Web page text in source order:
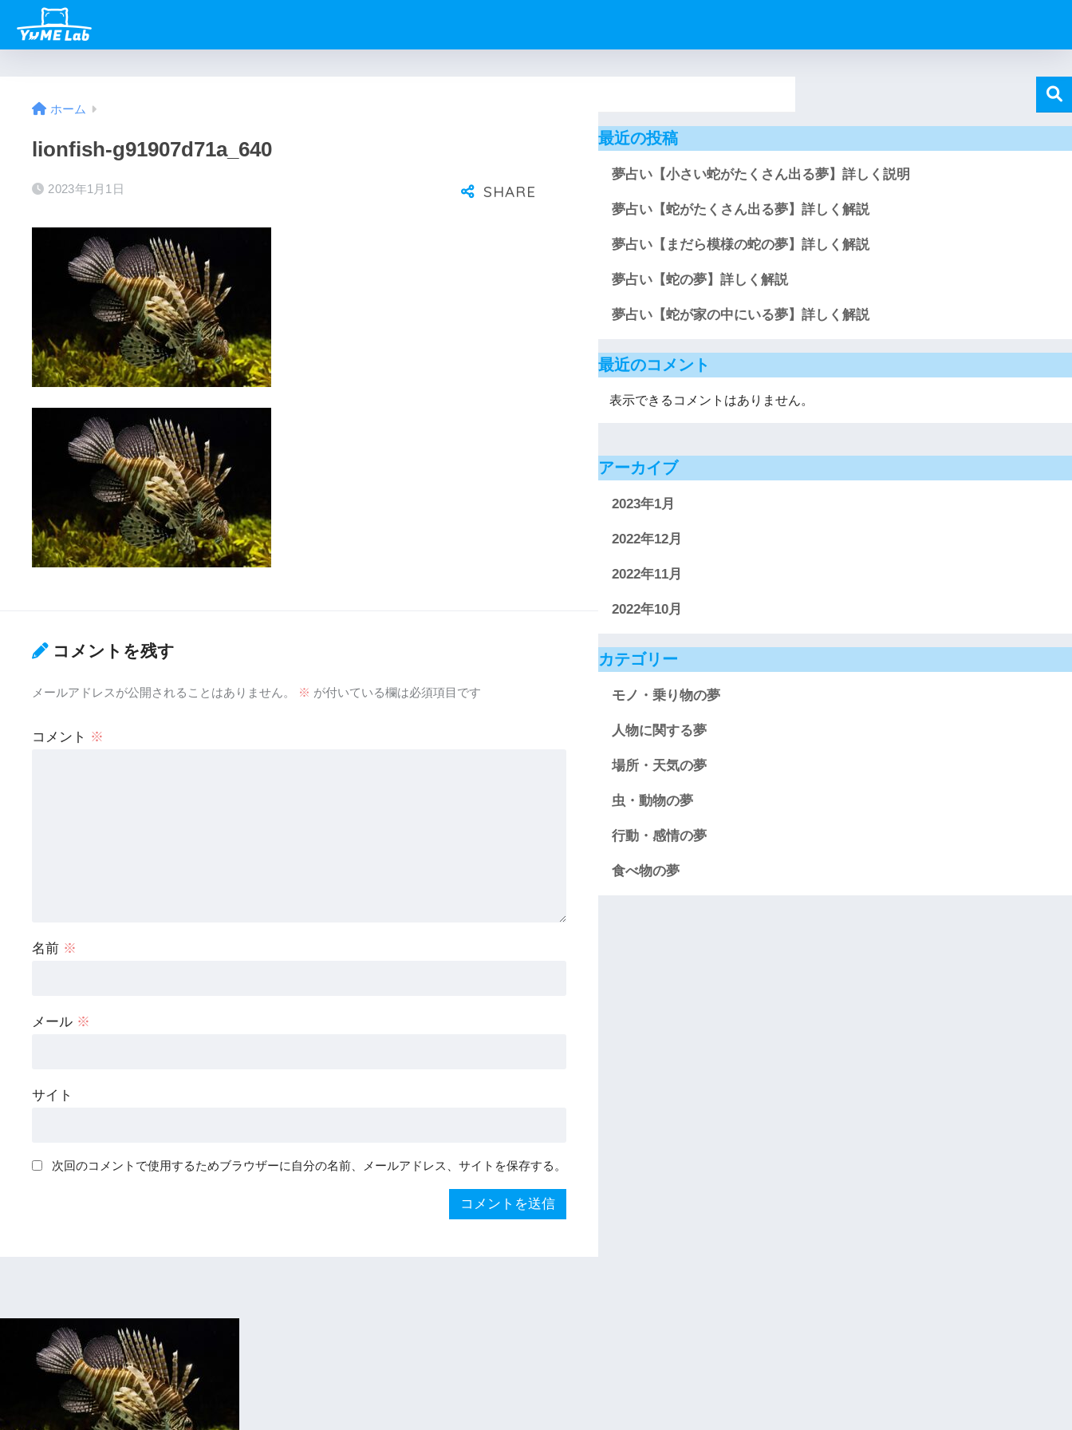
ホーム
lionfish-g91907d71a_640
2023年1月1日
コメントを残す
メールアドレスが公開されることはありません。 ※ が付いている欄は必須項目です
コメント ※
名前 ※
メール ※
サイト
次回のコメントで使用するためブラウザーに自分の名前、メールアドレス、サイトを保存する。
最近の投稿
夢占い【小さい蛇がたくさん出る夢】詳しく説明
夢占い【蛇がたくさん出る夢】詳しく解説
夢占い【まだら模様の蛇の夢】詳しく解説
夢占い【蛇の夢】詳しく解説
夢占い【蛇が家の中にいる夢】詳しく解説
最近のコメント
表示できるコメントはありません。
アーカイブ
2023年1月
2022年12月
2022年11月
2022年10月
カテゴリー
モノ・乗り物の夢
人物に関する夢
場所・天気の夢
虫・動物の夢
行動・感情の夢
食べ物の夢